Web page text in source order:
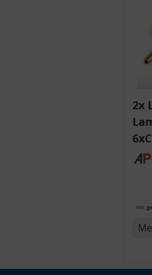
2x
inkl.